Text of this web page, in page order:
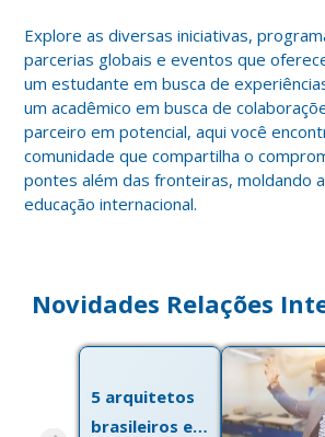
Explore as diversas iniciativas,
parcerias globais e eventos que
um estudante em busca de
um acadêmico em busca de
parceiro em potencial, aqui você
comunidade que compartilha o
pontes além das fronteiras, moldando
educação internacional.
Novidades Relações
5 arquitetos
brasileiros e